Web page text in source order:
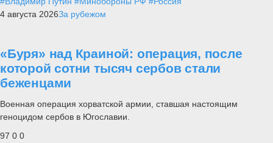
4 августа 2026За рубежом
«Буря» над Краиной: операция, после
которой сотни тысяч сербов стали
беженцами
Военная операция хорватской армии, ставшая настоящим
геноцидом сербов в Югославии.
97 0 0